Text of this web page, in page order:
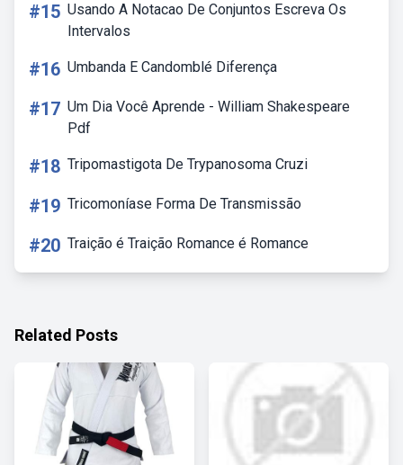
#15 Usando A Notacao De Conjuntos Escreva Os
Intervalos
#16 Umbanda E Candomblé Diferença
#17 Um Dia Você Aprende - William Shakespeare
Pdf
#18 Tripomastigota De Trypanosoma Cruzi
#19 Tricomoníase Forma De Transmissão
#20 Traição é Traição Romance é Romance
Related Posts